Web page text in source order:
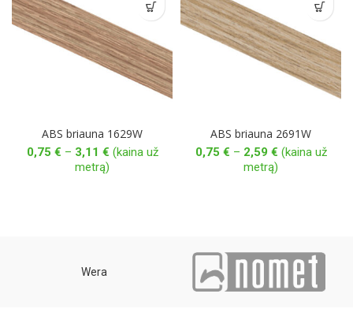
ABS briauna 1629W
0,75 € – 3,11 €Price
range:
(kaina už
metrą)
ABS briauna 2691W
0,75 € – 2,59 €Price
range:
(kaina už
metrą)
Wera